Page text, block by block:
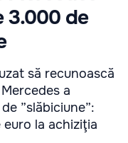
3.000 de
să recunoască
a
”slăbiciune”:
la achiziţia